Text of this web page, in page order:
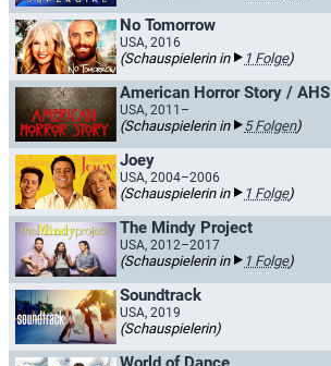
No Tomorrow
USA, 2016
(Schauspielerin in 1 Folge)
American Horror Story / AHS
USA, 2011–
(Schauspielerin in 5 Folgen)
Joey
USA, 2004–2006
(Schauspielerin in 1 Folge)
The Mindy Project
USA, 2012–2017
(Schauspielerin in 1 Folge)
Soundtrack
USA, 2019
(Schauspielerin)